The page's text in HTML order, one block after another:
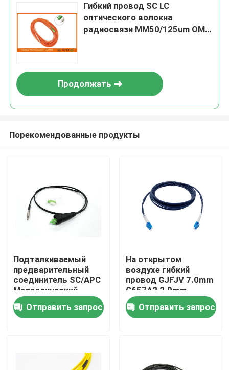
Дом
Продукты
Гибкий провод SC LC
оптического волокна
радиосвязи MM50/125um OM2
Продолжать
Порекомендованные продукты
Подталкиваемый
предварительный
соединитель SC/APC
Металлический
соединитель
Волокно патч Шнур
черный для через
Отправить запрос
На открытом
воздухе гибкий
провод GJFJV 7.0mm
G657A2 2.0mm
собрания
оптического кабеля
FTTA LC
Отправить запрос